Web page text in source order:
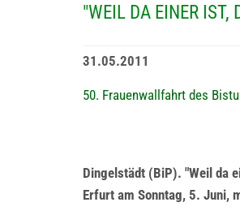
"WEIL DA EINER IST,
31.05.2011
50. Frauenwallfahrt des
Dingelstädt (BiP). "Weil da
Erfurt am Sonntag, 5. Juni,